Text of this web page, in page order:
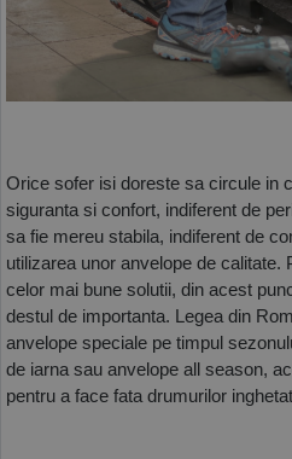
COS (0
Orice sofer isi doreste sa circule in
siguranta si confort, indiferent de
sa fie mereu stabila, indiferent de
utilizarea unor anvelope de calitate.
celor mai bune solutii, din acest
destul de importanta. Legea din
anvelope speciale pe timpul
de iarna sau anvelope all season,
pentru a face fata drumurilor